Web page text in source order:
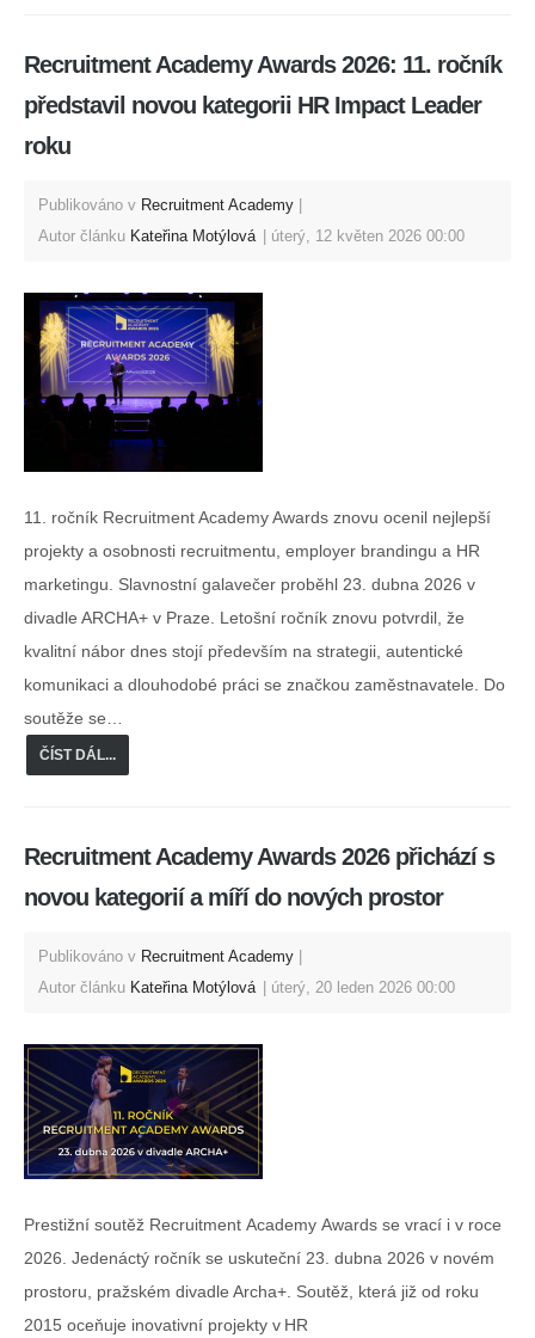
Recruitment Academy Awards 2026: 11. ročník
představil novou kategorii HR Impact Leader
roku
Publikováno v Recruitment Academy
Autor článku Kateřina Motýlová úterý, 12 květen 2026 00:00
11. ročník Recruitment Academy Awards znovu ocenil nejlepší
projekty a osobnosti recruitmentu, employer brandingu a HR
marketingu. Slavnostní galavečer proběhl 23. dubna 2026 v
divadle ARCHA+ v Praze. Letošní ročník znovu potvrdil, že
kvalitní nábor dnes stojí především na strategii, autentické
komunikaci a dlouhodobé práci se značkou zaměstnavatele. Do
soutěže se…
ČÍST DÁL...
Recruitment Academy Awards 2026 přichází s
novou kategorií a míří do nových prostor
Publikováno v Recruitment Academy
Autor článku Kateřina Motýlová úterý, 20 leden 2026 00:00
Prestižní soutěž Recruitment Academy Awards se vrací i v roce
2026. Jedenáctý ročník se uskuteční 23. dubna 2026 v novém
prostoru, pražském divadle Archa+. Soutěž, která již od roku
2015 oceňuje inovativní projekty v HR